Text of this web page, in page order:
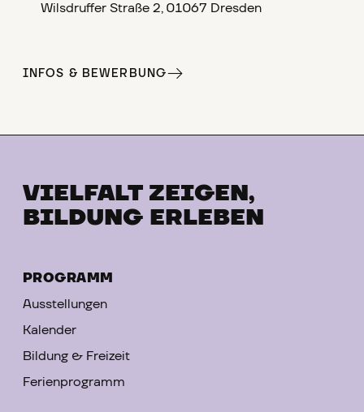
Wilsdruffer Straße 2, 01067 Dresden
INFOS & BEWERBUNG
VIELFALT ZEIGEN,
BILDUNG ERLEBEN
PROGRAMM
Ausstellungen
Kalender
Bildung & Freizeit
Ferienprogramm